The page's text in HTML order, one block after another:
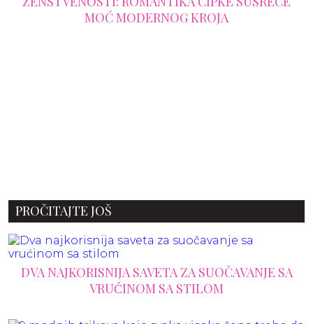
PROČITAJTE JOŠ
DVA NAJKORISNIJA SAVETA ZA SUOČAVANJE SA
VRUĆINOM SA STILOM